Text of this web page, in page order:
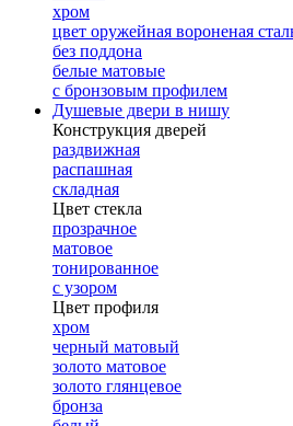
хром
цвет оружейная вороненая
без поддона
белые матовые
с бронзовым профилем
Душевые двери в нишу
Конструкция дверей
раздвижная
распашная
складная
Цвет стекла
прозрачное
матовое
тонированное
с узором
Цвет профиля
хром
черный матовый
золото матовое
золото глянцевое
бронза